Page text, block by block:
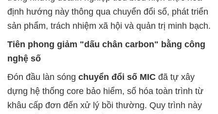
định hướng này thông qua chuyển đổi số, phát triển
sản phẩm, trách nhiệm xã hội và quản trị minh bạch.
Tiên phong giảm "dấu chân carbon" bằng công
nghệ số
Đón đầu làn sóng chuyển đổi số MIC đã tự xây
dựng hệ thống core bảo hiểm, số hóa toàn trình từ
khâu cấp đơn đến xử lý bồi thường. Quy trình này